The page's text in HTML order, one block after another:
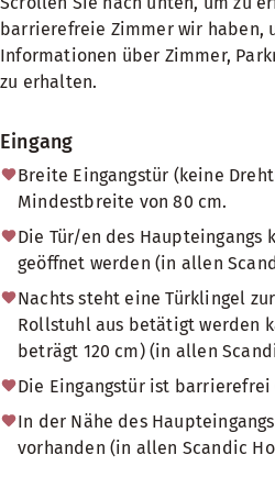
barrierefreie Zimmer wir haben,
Informationen über Zimmer,
zu erhalten.
Eingang
Breite Eingangstür (keine
Mindestbreite von 80 cm.
Die Tür/en des
geöffnet werden (in allen
Nachts steht eine Türklingel
Rollstuhl aus betätigt werden
beträgt 120 cm) (in allen
Die Eingangstür ist
In der Nähe des
vorhanden (in allen Scandic